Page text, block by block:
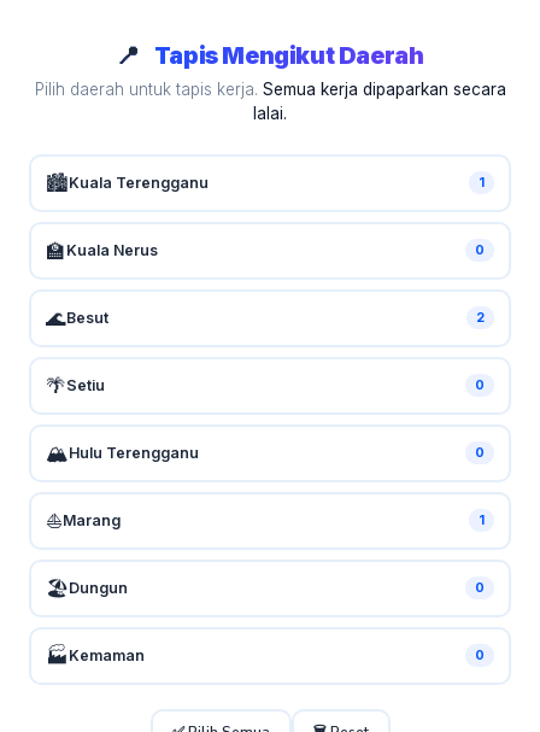
📍 Tapis Mengikut Daerah
Pilih daerah untuk tapis kerja. Semua kerja dipaparkan secara
lalai.
🏙️Kuala Terengganu 1
🏫 Kuala Nerus 0
🌊Besut 2
🌴Setiu 0
🏔️Hulu Terengganu 0
⛵Marang 1
🏖️Dungun 0
🏭 Kemaman 0